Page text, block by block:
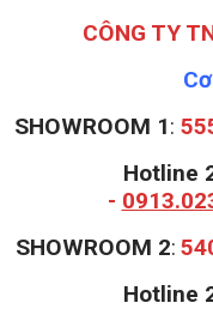
CÔNG TY
SHOWROOM 1:
Hotline
-
SHOWROOM 2:
Hotline